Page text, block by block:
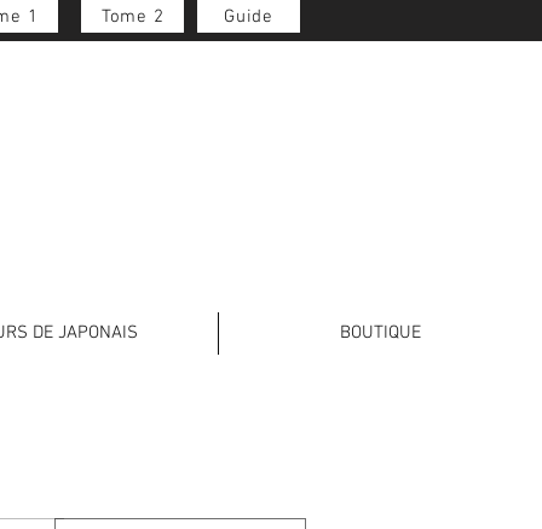
1 Tome 2 Guide
DE JAPONAIS BOUTIQUE